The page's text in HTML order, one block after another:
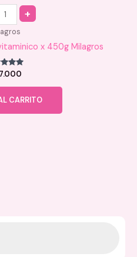
x 450g Milagros
en
5
CARRITO